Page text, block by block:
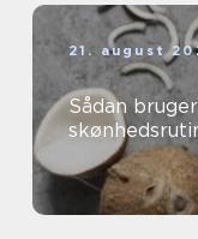
21. august
Sådan